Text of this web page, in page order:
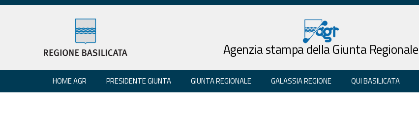
Agenzia stampa della Giunta Regionale
HOME AGR PRESIDENTE GIUNTA GIUNTA REGIONALE GALASSIA REGIONE QUI BASILICATA